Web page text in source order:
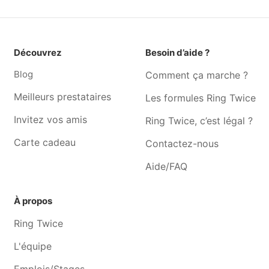
l'evêque
Photographe Souvret
Photographe Nalinnes
Photographe Gerpinnes
Photographe Farciennes
Découvrez
Blog
Meilleurs prestataires
Invitez vos amis
Carte cadeau
Besoin d’aide ?
Comment ça marche ?
Les formules Ring Twice
Ring Twice, c’est légal ?
Contactez-nous
Aide/FAQ
À propos
Ring Twice
L'équipe